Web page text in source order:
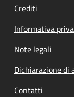
Crediti
Informativa
Note legali
Dichiarazione di
Contatti